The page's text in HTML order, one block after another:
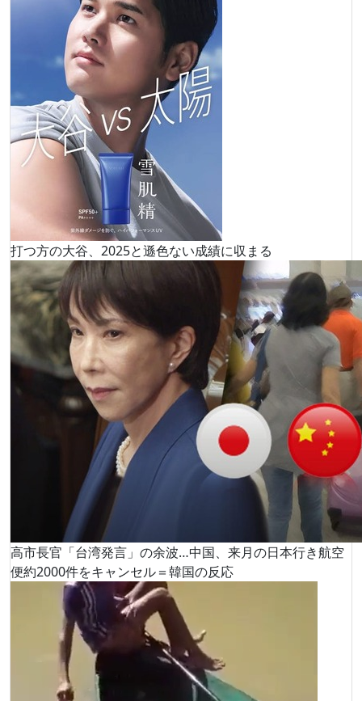
打つ方の大谷、2025と遜色ない成績に収まる
高市長官「台湾発言」の余波…中国、来月の日本行き航空
便約2000件をキャンセル＝韓国の反応